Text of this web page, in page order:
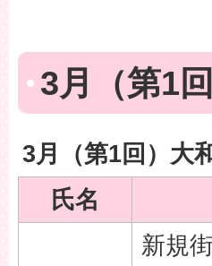
3月（第1
3月（第1回）大
氏名
新規